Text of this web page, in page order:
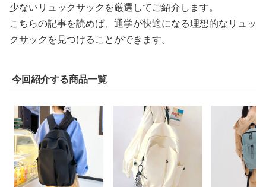
少ないリュックサックを厳選してご紹介します。
こちらの記事を読めば、通学が快適になる理想的なリュッ
クサックを見つけることができます。
今回紹介する商品一覧